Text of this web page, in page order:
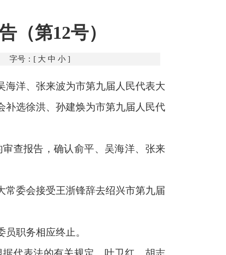
（第12号）
字号：[ 大 中 小 ]
海洋、张来波为市第九届人民代表大
补选徐洪、孙建焕为市第九届人民代
查报告，确认俞平、吴海洋、张来
委会接受王浙锋辞去绍兴市第九届
职务相应终止。